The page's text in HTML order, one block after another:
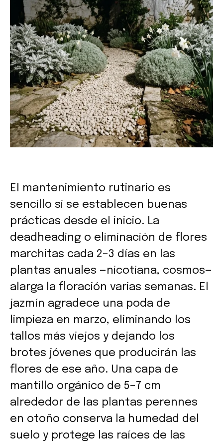
El mantenimiento rutinario es
sencillo si se establecen buenas
prácticas desde el inicio. La
deadheading o eliminación de flores
marchitas cada 2–3 días en las
plantas anuales —nicotiana, cosmos—
alarga la floración varias semanas. El
jazmín agradece una poda de
limpieza en marzo, eliminando los
tallos más viejos y dejando los
brotes jóvenes que producirán las
flores de ese año. Una capa de
mantillo orgánico de 5–7 cm
alrededor de las plantas perennes
en otoño conserva la humedad del
suelo y protege las raíces de las